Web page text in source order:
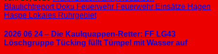
Blaulichtreport Doku Feuerwehr Feuerwehr Einsätze Hagen
Haspe Lokales Ruhrgebiet
2026 06 24 – Die Kaulquappen-Retter: FF LG43
Löschgruppe Tücking füllt Tümpel mit Wasser auf